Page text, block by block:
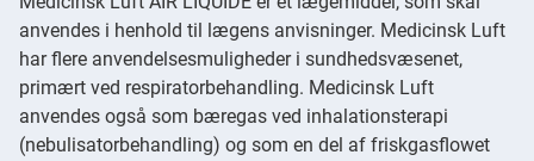
anvendes i henhold til lægens anvisninger. Medicinsk Luft
har flere anvendelsesmuligheder i sundhedsvæsenet,
primært ved respiratorbehandling. Medicinsk Luft
anvendes også som bæregas ved inhalationsterapi
(nebulisatorbehandling) og som en del af friskgasflowet